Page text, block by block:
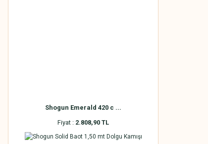
Shogun Emerald 420 c ...
Fiyat : 2.808,90 TL